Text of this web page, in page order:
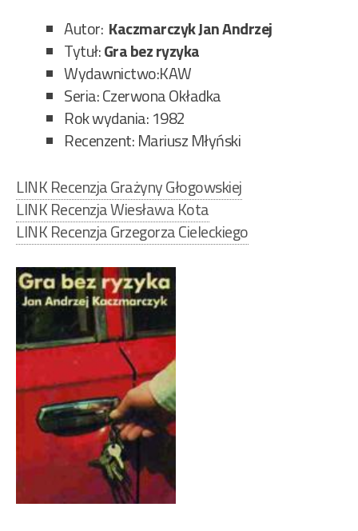
Autor: Kaczmarczyk Jan Andrzej
Tytuł:Gra bez ryzyka
Wydawnictwo:KAW
Seria: Czerwona Okładka
Rok wydania: 1982
Recenzent: Mariusz Młyński
LINK Recenzja Grażyny Głogowskiej
LINK Recenzja Wiesława Kota
LINK Recenzja Grzegorza Cieleckiego